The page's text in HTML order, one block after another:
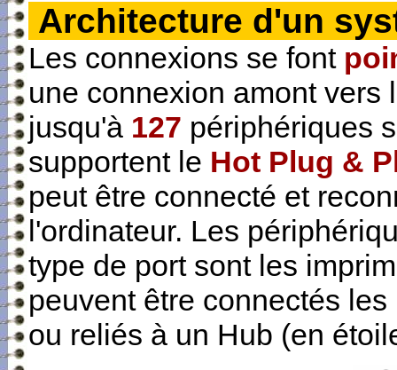
Architecture d'un
Les connexions se font
une connexion amont vers
jusqu'à 127 périphériques
supportent le Hot Plug &
peut être connecté et
l'ordinateur. Les
type de port sont les
peuvent être connectés
ou reliés à un Hub (en